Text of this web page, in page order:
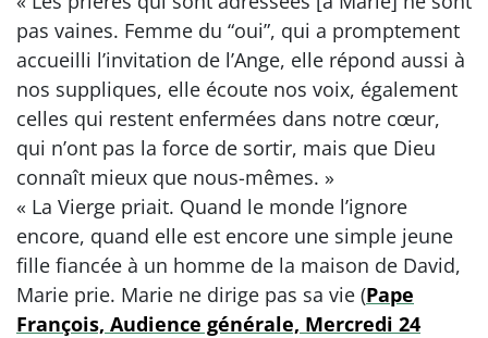
pas vaines. Femme du “oui”, qui a promptement
accueilli l’invitation de l’Ange, elle répond aussi à
nos suppliques, elle écoute nos voix, également
celles qui restent enfermées dans notre cœur,
qui n’ont pas la force de sortir, mais que Dieu
connaît mieux que nous-mêmes. »
« La Vierge priait. Quand le monde l’ignore
encore, quand elle est encore une simple jeune
fille fiancée à un homme de la maison de David,
Marie prie. Marie ne dirige pas sa vie (Pape
François, Audience générale, Mercredi 24